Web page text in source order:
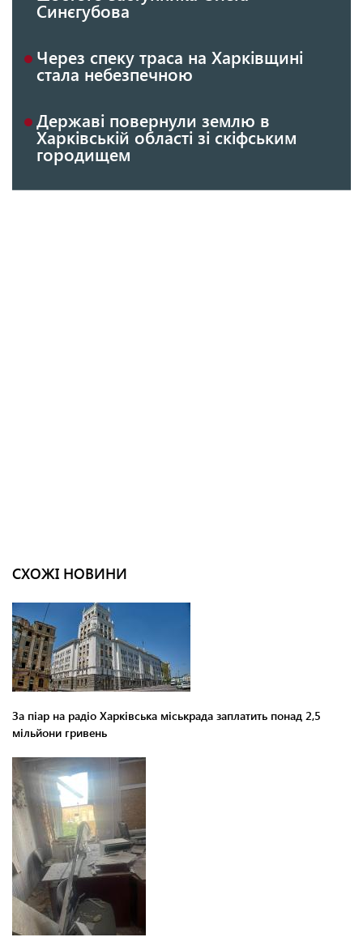
Синєгубова
Через спеку траса на Харківщині
стала небезпечною
Державі повернули землю в
Харківській області зі скіфським
городищем
СХОЖІ НОВИНИ
За піар на радіо Харківська міськрада заплатить понад 2,5
мільйони гривень